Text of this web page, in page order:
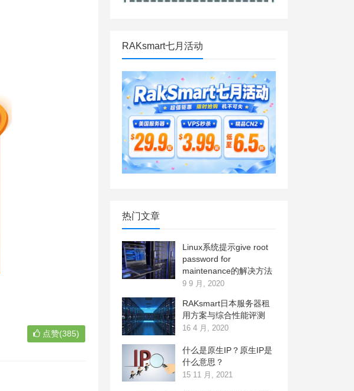
点赞(385)
RAKsmart七月活动
热门文章
Linux系统提示give root
password for
maintenance的解决方法
9 9 月, 2020
RAKsmart日本服务器租
用方案与综合性能评测
16 4 月, 2020
什么是原生IP？原生IP是
什么意思？
15 11 月, 2021